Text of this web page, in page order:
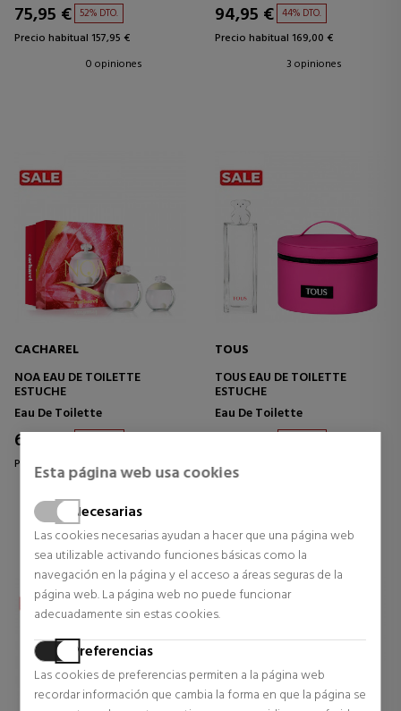
Esta página web usa cookies
Necesarias
Las cookies necesarias ayudan a hacer que una página web
sea utilizable activando funciones básicas como la
navegación en la página y el acceso a áreas seguras de la
página web. La página web no puede funcionar
adecuadamente sin estas cookies.
Preferencias
Las cookies de preferencias permiten a la página web
recordar información que cambia la forma en que la página se
75,95 € 52% DTO.
Precio habitual 157,95 €
0 opiniones
94,95 € 44% DTO.
Precio habitual 169,00 €
3 opiniones
CACHAREL
NOA EAU DE TOILETTE
ESTUCHE
Eau De Toilette
64,17 €
Precio habitual 104,00 €
TOUS
TOUS EAU DE TOILETTE
ESTUCHE
Eau De Toilette
47,45 €
Precio habitual 98,60 €